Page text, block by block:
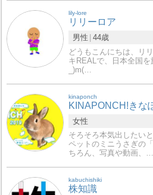
lily-lore
リリーロア
男性 44歳
どうもこんにちは、リ
キREALで、日本全国を
_)m(…
kinaponch
KINAPONCH!きな
女性
そろそろ本気出したい
ペットのミニうさぎの
ちろん、写真や動画、…
kabuchishiki
株知識